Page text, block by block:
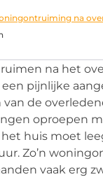
na
na het
een pijnlijke
de
oproepen
huis moet
Zo’n
vaak erg